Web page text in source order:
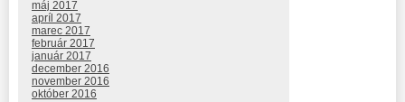
máj 2017
apríl 2017
marec 2017
február 2017
január 2017
december 2016
november 2016
október 2016